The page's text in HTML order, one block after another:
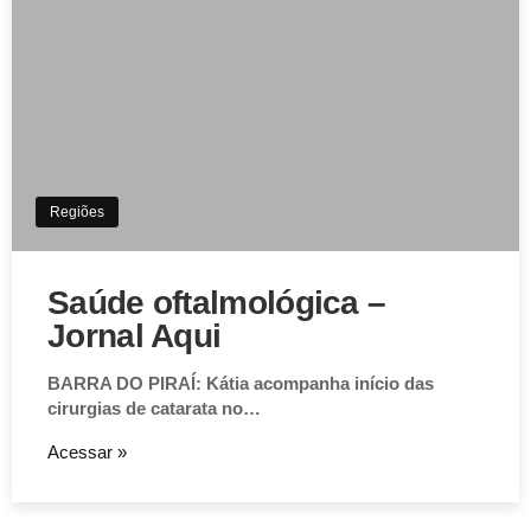
Regiões
Saúde oftalmológica –
Jornal Aqui
BARRA DO PIRAÍ: Kátia acompanha início das
cirurgias de catarata no…
Acessar »